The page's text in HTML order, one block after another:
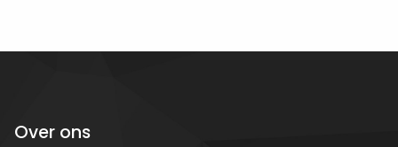
Over ons